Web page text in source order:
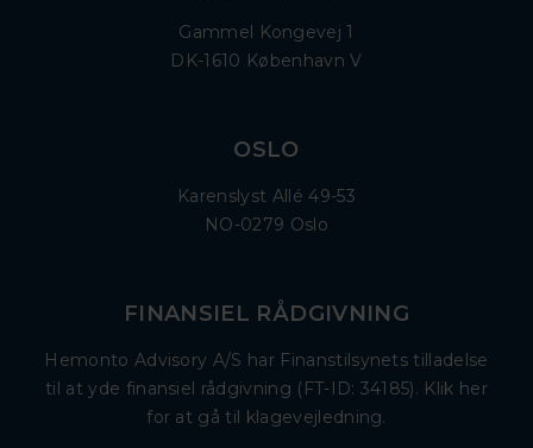
Gammel Kongevej 1
DK-1610 København V
OSLO
Karenslyst Allé 49-53
NO-0279 Oslo
FINANSIEL RÅDGIVNING
Hemonto Advisory A/S har Finanstilsynets tilladelse
til at yde finansiel rådgivning (FT-ID: 34185). Klik her
for at gå til klagevejledning.